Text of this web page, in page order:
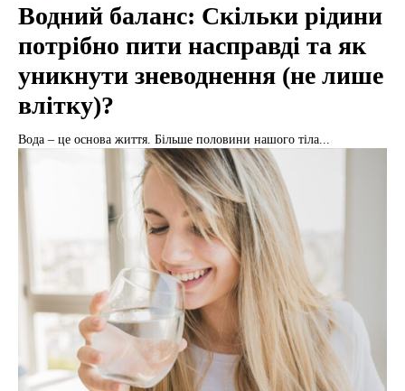
Водний баланс: Скільки рідини
потрібно пити насправді та як
уникнути зневоднення (не лише
влітку)?
Вода – це основа життя. Більше половини нашого тіла...